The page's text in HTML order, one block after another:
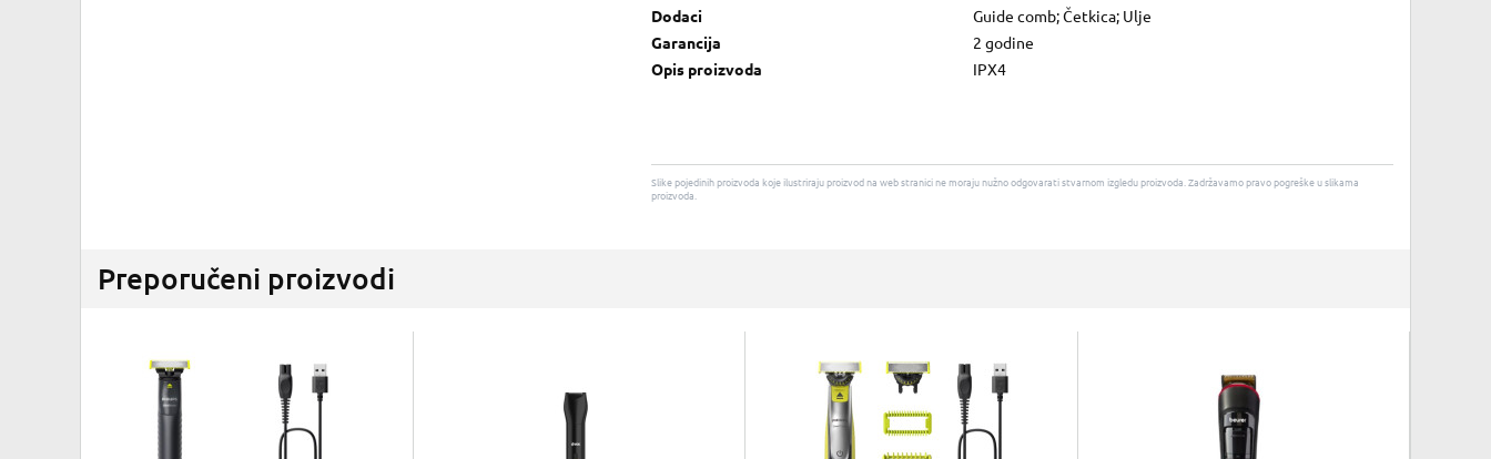
Dodaci
Guide comb; Četkica; Ulje
Garancija
2 godine
Opis proizvoda
IPX4
Slike pojedinih proizvoda koje ilustriraju proizvod na web stranici ne moraju nužno odgovarati stvarnom izgledu proizvoda. Zadržavamo pravo pogreške u slikama
proizvoda.
Preporučeni proizvodi